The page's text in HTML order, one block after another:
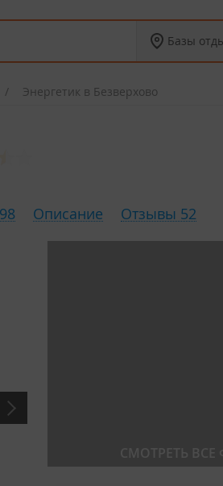
Базы
Энергетик в Безверхово
Описание Отзывы 52